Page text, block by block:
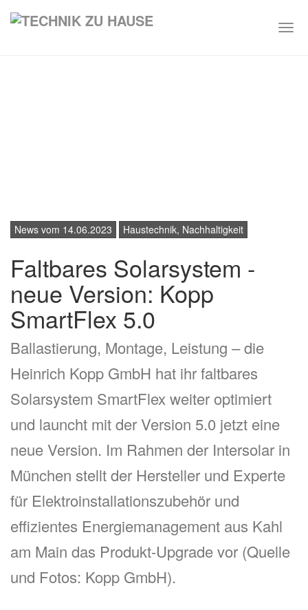
News vom 14.06.2023 Haustechnik, Nachhaltigkeit
Faltbares Solarsystem -
neue Version: Kopp
SmartFlex 5.0
Ballastierung, Montage, Leistung – die
Heinrich Kopp GmbH hat ihr faltbares
Solarsystem SmartFlex weiter optimiert
und launcht mit der Version 5.0 jetzt eine
neue Version. Im Rahmen der Intersolar in
München stellt der Hersteller und Experte
für Elektroinstallationszubehör und
effizientes Energiemanagement aus Kahl
am Main das Produkt-Upgrade vor (Quelle
und Fotos: Kopp GmbH).